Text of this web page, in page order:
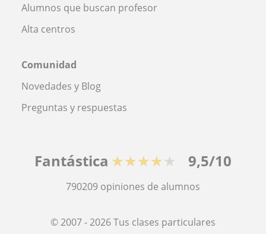
Alumnos que buscan profesor
Alta centros
Comunidad
Novedades y Blog
Preguntas y respuestas
Fantástica ★★★★★ 9,5/10
790209 opiniones de alumnos
© 2007 - 2026 Tus clases particulares